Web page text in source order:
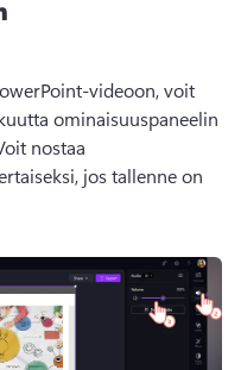
videoon, voit
ominaisuuspaneelin
nostaa
jos tallenne on